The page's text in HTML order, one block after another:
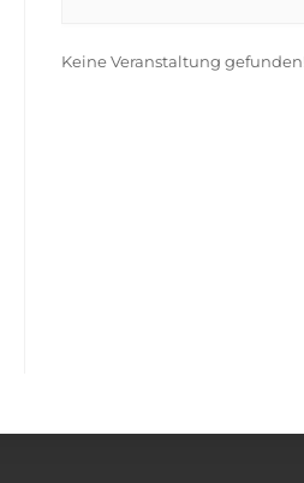
Keine Veranstaltung